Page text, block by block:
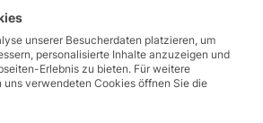
Aussehen.
bei schlechten
unserer Besucherdaten platzieren, um
personalisierte Inhalte anzuzeigen und
Erlebnis zu bieten. Für weitere
uns verwendeten Cookies öffnen Sie die